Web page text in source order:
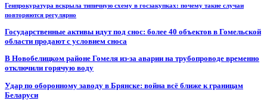
Генпрокуратура вскрыла типичную схему в госзакупках: почему такие случаи
повторяются регулярно
Государственные активы идут под снос: более 40 объектов в Гомельской
области продают с условием сноса
В Новобелицком районе Гомеля из-за аварии на трубопроводе временно
отключили горячую воду
Удар по оборонному заводу в Брянске: война всё ближе к границам
Беларуси